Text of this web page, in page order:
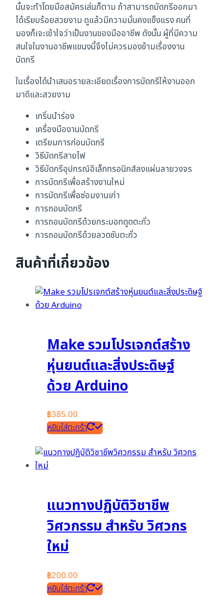
นั้นจะทำโดยมือสมัครเล่นก็ตาม ถ้าสามารถบัดกรีออกมา
ได้เรียบร้อยสวยงาม ดูแล้วมีความมั่นคงแข็งแรง คนที่
มองก็เจะเข้าใจว่าเป็นงานของมืออาชีพ ดังนั้น ผู้ที่มีความ
สนใจในงานอาชีพแขนงนี้จึงไม่ควรมองข้ามเรื่องงาน
บัดกรี
ในเรื่องได้นำเสนอรายละเอียดเรื่องการบัดกรีให้งานออก
มาดีและสวยงาม
เกริ่นนำร่อง
เครื่องมืองานบัดกรี
เตรียมการก่อนบัดกรี
วิธีบัดกรีสายไฟ
วิธีบัดกรีอุปกรณ์อิเล็กทรอนิกส์ลงแผ่นลายวงจร
การบัดกรีเพื่อสร้างงานใหม่
การบัดกรีเพื่อซ่อมงานเก่า
การถอนบัดกรี
การถอนบัดกรีด้วยกระบอกดูดตะกั่ว
การถอนบัดกรีด้วยลวดซับตะกั่ว
สินค้าที่เกี่ยวข้อง
Make รวมโปรเจกต์สร้าง
หุ่นยนต์และสิ่งประดิษฐ์
ด้วย Arduino
฿385.00
หยิบใส่ตะกร้า
แนวทางปฏิบัติวิชาชีพ
วิศวกรรม สำหรับ วิศวกร
ใหม่
฿200.00
หยิบใส่ตะกร้า